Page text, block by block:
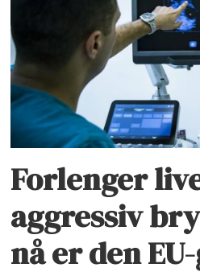
Forlenger
aggressiv
nå er den